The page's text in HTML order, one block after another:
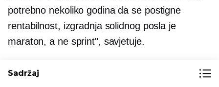
potrebno nekoliko godina da se postigne
rentabilnost, izgradnja solidnog posla je
maraton, a ne sprint", savjetuje.
Sadržaj